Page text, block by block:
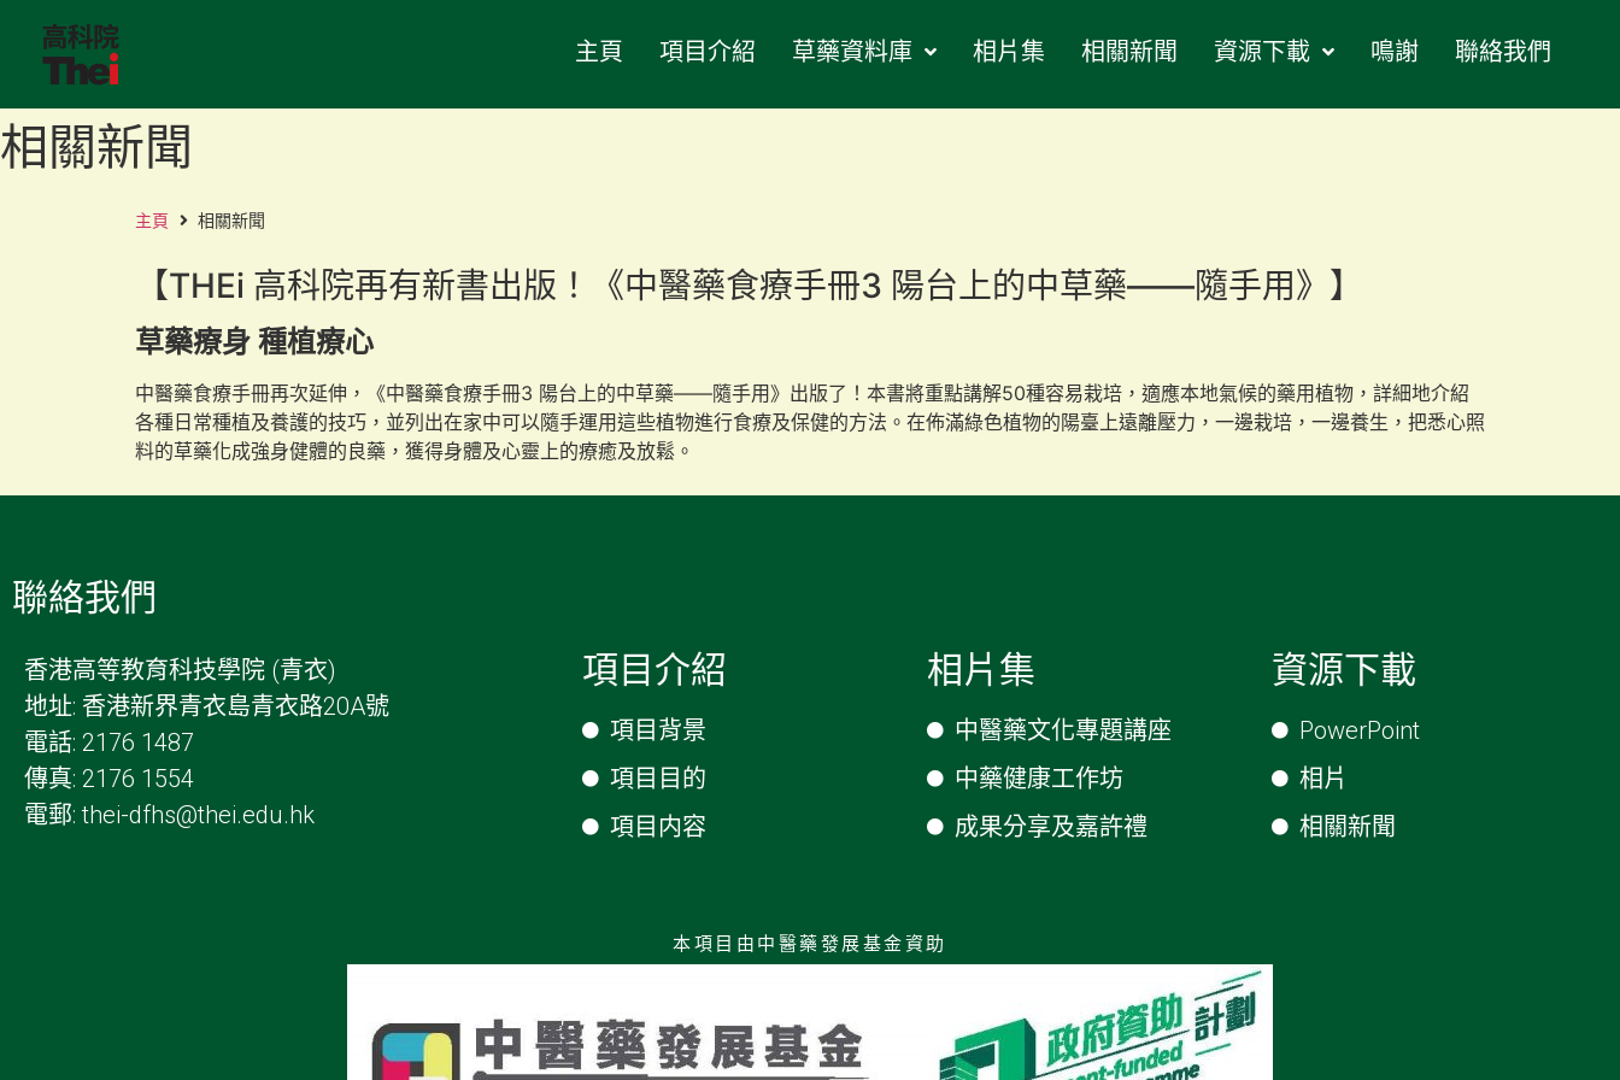
主頁 項目介紹 草藥資料庫 相片集 相關新聞 資源下載 鳴謝 聯絡我們
相關新聞
主頁 相關新聞
【THEi 高科院再有新書出版！《中醫藥食療手冊3 陽台上的中草藥——隨手用》】
草藥療身 種植療心
中醫藥食療手冊再次延伸，《中醫藥食療手冊3 陽台上的中草藥——隨手用》出版了！本書將重點講解50種容易栽培，適應本地氣候的藥用植物，詳細地介紹
各種日常種植及養護的技巧，並列出在家中可以隨手運用這些植物進行食療及保健的方法。在佈滿綠色植物的陽臺上遠離壓力，一邊栽培，一邊養生，把悉心照
料的草藥化成強身健體的良藥，獲得身體及心靈上的療癒及放鬆。
聯絡我們
香港高等教育科技學院 (青衣)
地址: 香港新界青衣島青衣路20A號
電話: 2176 1487
傳真: 2176 1554
電郵: thei-dfhs@thei.edu.hk
項目介紹
項目背景
項目目的
項目内容
相片集
中醫藥文化專題講座
中藥健康工作坊
成果分享及嘉許禮
資源下載
PowerPoint
相片
相關新聞
本項目由中醫藥發展基金資助